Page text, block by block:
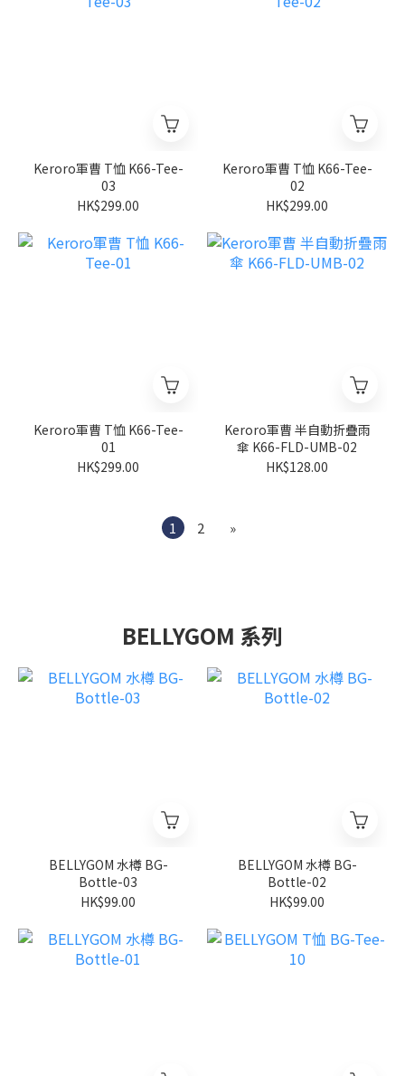
Keroro軍曹 T恤 K66-Tee-
03
HK$299.00
Keroro軍曹 T恤 K66-Tee-
02
HK$299.00
Keroro軍曹 T恤 K66-Tee-
01
HK$299.00
Keroro軍曹 半自動折疊雨
傘 K66-FLD-UMB-02
HK$128.00
1 2 »
BELLYGOM 系列
BELLYGOM 水樽 BG-
Bottle-03
HK$99.00
BELLYGOM 水樽 BG-
Bottle-02
HK$99.00